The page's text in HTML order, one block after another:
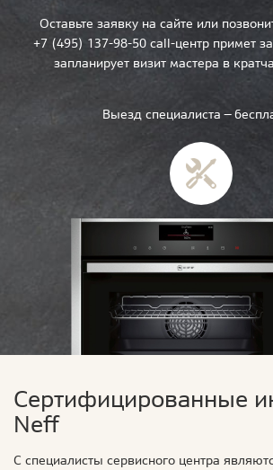
Оставьте заявку на сайте или
+7 (495) 137-98-50 call-центр примет
запланирует визит мастера в
Выезд специалиста —
Сертифицированные
Neff
С специалисты сервисного центра